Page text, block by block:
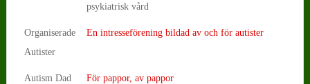
psykiatrisk vård
Organiserade
Autister
En intresseförening bildad av och för autister
Autism Dad
För pappor, av pappor